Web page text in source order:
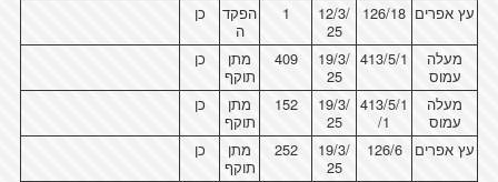
עץ אפרים 126/18
12/3/
25
1
הפקד
ה
כן
מעלה
עמוס
413/5/1
19/3/
25
409
מתן
תוקף
כן
מעלה
עמוס
413/5/1
/1
19/3/
25
152
מתן
תוקף
כן
עץ אפרים 126/6
19/3/
25
252
מתן
תוקף
כן